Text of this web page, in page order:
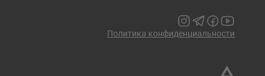
Политика конфиденциальности